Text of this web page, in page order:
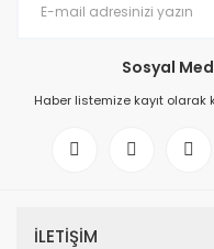
Sosyal
Haber listemize kayıt
İLETİŞİM